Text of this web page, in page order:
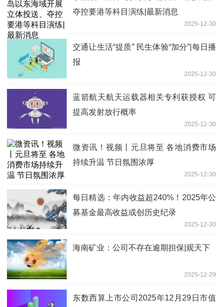
夺控要港等科目演练|最新消息
2025-12-30
交通让生活“提质” 民生体验“加分”|每日播
报
2025-12-30
蓝箭航天航天运载器相关专利获授权 可
提高发射放行概率
2025-12-30
微资讯！视频丨元旦将至 各地消费市场
持续升温 节日氛围浓厚
2025-12-30
每日精选：年内收益超240%！2025年公
募基金最高收益或创历史纪录
2025-12-30
海南矿业：公司不存在逾期担保|观天下
2025-12-29
东数西算上市公司2025年12月29日市值